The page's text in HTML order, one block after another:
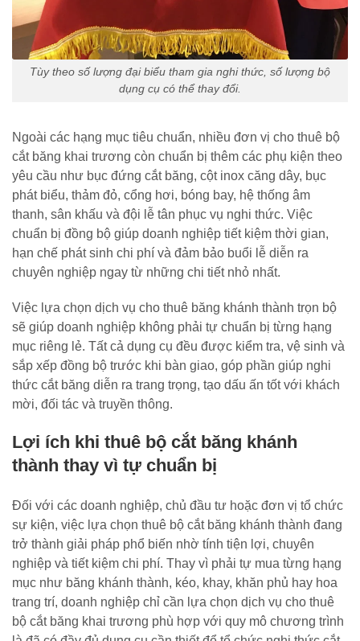
Tùy theo số lượng đại biểu tham gia nghi thức, số lượng bộ
dụng cụ có thể thay đổi.
Ngoài các hạng mục tiêu chuẩn, nhiều đơn vị cho thuê bộ
cắt băng khai trương còn chuẩn bị thêm các phụ kiện theo
yêu cầu như bục đứng cắt băng, cột inox căng dây, bục
phát biểu, thảm đỏ, cổng hơi, bóng bay, hệ thống âm
thanh, sân khấu và đội lễ tân phục vụ nghi thức. Việc
chuẩn bị đồng bộ giúp doanh nghiệp tiết kiệm thời gian,
hạn chế phát sinh chi phí và đảm bảo buổi lễ diễn ra
chuyên nghiệp ngay từ những chi tiết nhỏ nhất.
Việc lựa chọn dịch vụ cho thuê băng khánh thành trọn bộ
sẽ giúp doanh nghiệp không phải tự chuẩn bị từng hạng
mục riêng lẻ. Tất cả dụng cụ đều được kiểm tra, vệ sinh và
sắp xếp đồng bộ trước khi bàn giao, góp phần giúp nghi
thức cắt băng diễn ra trang trọng, tạo dấu ấn tốt với khách
mời, đối tác và truyền thông.
Lợi ích khi thuê bộ cắt băng khánh
thành thay vì tự chuẩn bị
Đối với các doanh nghiệp, chủ đầu tư hoặc đơn vị tổ chức
sự kiện, việc lựa chọn thuê bộ cắt băng khánh thành đang
trở thành giải pháp phổ biến nhờ tính tiện lợi, chuyên
nghiệp và tiết kiệm chi phí. Thay vì phải tự mua từng hạng
mục như băng khánh thành, kéo, khay, khăn phủ hay hoa
trang trí, doanh nghiệp chỉ cần lựa chọn dịch vụ cho thuê
bộ cắt băng khai trương phù hợp với quy mô chương trình